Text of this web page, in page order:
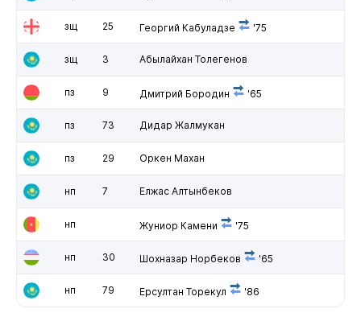
зщ 25 Георгий Кабуладзе '75
зщ 3 Абылайхан Толегенов
пз 9 Дмитрий Бородин '65
пз 73 Дидар Жалмукан
пз 29 Оркен Махан
нп 7 Елжас Алтынбеков
нп Жуниор Камени '75
нп 30 Шохназар Норбеков '65
нп 79 Ерсултан Торекул '86